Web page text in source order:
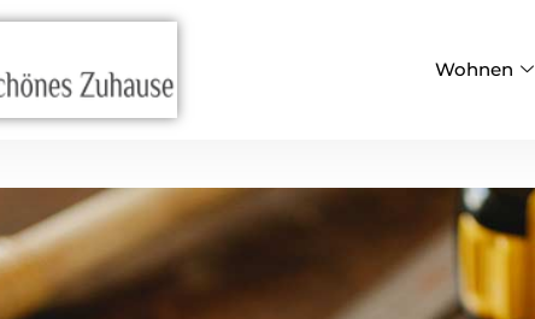
Wohnen